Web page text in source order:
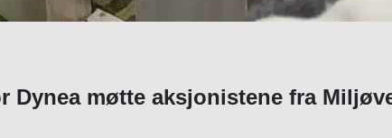
Dynea møtte aksjonistene fra